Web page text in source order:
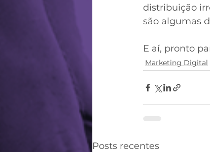
distribuição
são algumas
E aí, pronto
Marketing Digital
Posts recentes